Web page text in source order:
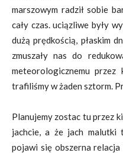
marszowym radził sobie
cały czas. uciązliwe były
dużą prędkością, płaskim
zmuszały nas do
meteorologicznemu
trafiliśmy w żaden sztorm.
Planujemy zostac tu przez
jachcie, a że jach malutki
pojawi się obszerna